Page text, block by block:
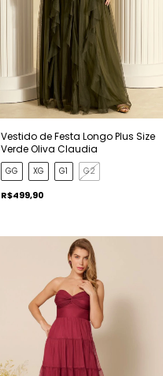
Vestido de Festa Longo Plus Size
Verde Oliva Claudia
GG XG G1 G2
R$499,90